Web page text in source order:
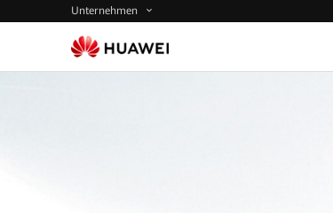
Unternehmen